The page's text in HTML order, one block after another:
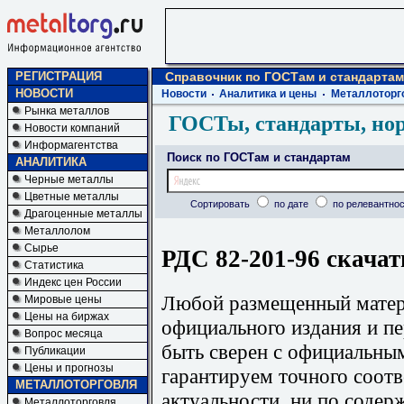
РЕГИСТРАЦИЯ
НОВОСТИ
Рынка металлов
Новости компаний
Информагентства
АНАЛИТИКА
Черные металлы
Цветные металлы
Драгоценные металлы
Металлолом
Сырье
Статистика
Индекс цен России
Мировые цены
Цены на биржах
Вопрос месяца
Публикации
Цены и прогнозы
МЕТАЛЛОТОРГОВЛЯ
Справочник по ГОСТам и стандартам
Новости Аналитика и цены
ГОСТы, стандарты,
Поиск по ГОСТам и стандартам
Сортировать по дате по
РДС 82-201-96
Любой размещенный
официального издания и
быть сверен с
гарантируем точного